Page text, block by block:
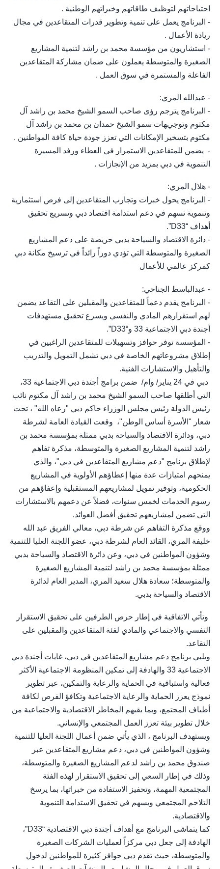
احتياجاتهم لتوظيف طاقاتهم وخبراتهم الوطنية .
- البرنامج يعمل على تنمية وتطوير قدرات المتقاعدين في مجال
ريادة الأعمال .
- استشاريون من مؤسسة محمد بن راشد لتنمية المشاريع
الصغيرة والمتوسطة يعملون على ضمان مشاركة المتقاعدين
الفاعلة والمستمرة في سوق العمل .
- عبدالله المري:
- البرنامج يترجم رؤى صاحب السمو الشيخ محمد بن راشد آل
مكتوم وتوجيهات سمو الشيخ حمدان بن محمد بن راشد آل
مكتوم بتسخير الإمكانات التي تعزز جودة حياة كافة المواطنين .
- يضمن للمتقاعدين الاستمرار في العطاء ورفد المسيرة
التنموية في دبي بمزيد من الإنجازات .
- هلال المري:
- البرنامج يحول خبرات وتجارب المتقاعدين إلى فرص استثمارية
وتنموية تسهم في دعم استدامة اقتصاد دبي وتسريع تحقيق
أهداف “D33”.
- دائرة الاقتصاد والسياحة بدبي حريصة على دعم المشاريع
الصغيرة والمتوسطة التي تؤدي دوراً رائداً في ترسيخ مكانة دبي
كمركز عالمي للأعمال
- عبدالباسط الجناحي:
- البرنامج يقدم دعماً للمتقاعدين والمقبلين على التقاعد يضمن
لهم استقرارهم المادي والنفسي ويسرع تحقيق مستهدفات
أجندة دبي الاجتماعية 33 و“D33”.
- المؤسسة توفر حوافز وتسهيلات للمتقاعدين الراغبين في
إطلاق مشروعاتهم الخاصة في دبي تشمل التمويل والتدريب
والتأهيل والاستشارات الفنية.
دبي في 24 يناير/ وام/ ضمن برامج أجندة دبي الاجتماعية 33،
التي أطلقها صاحب السمو الشيخ محمد بن راشد آل مكتوم نائب
رئيس الدولة رئيس مجلس الوزراء حاكم دبي "رعاه الله" ، تحت
شعار "الأسرة أساس الوطن"، وقعت القيادة العامة لشرطة
دبي، ودائرة الاقتصاد والسياحة بدبي ممثلة بمؤسسة محمد بن
راشد لتنمية المشاريع الصغيرة والمتوسطة، مذكرة تفاهم
لإطلاق برنامج "دعم مشاريع المتقاعدين في دبي"، والذي
يمنحهم امتيازات عدة منها إعطاؤهم الأولوية في المشاريع
الحكومية، وتوفير تمويل لمشاريعهم المستقبلية وإعفاؤهم من
رسوم الخدمات لخمس سنوات، فضلاً عن دعمهم بالاستشارات
التي تضمن لمشاريعهم تحقيق أفضل العوائد.
ووقع مذكرة التفاهم عن شرطة دبي، معالي الفريق عبد الله
خليفة المري، القائد العام لشرطة دبي، عضو اللجنة العليا للتنمية
وشؤون المواطنين في دبي، وعن دائرة الاقتصاد والسياحة بدبي
ممثلة بمؤسسة محمد بن راشد لتنمية المشاريع الصغيرة
والمتوسطة؛ سعادة هلال سعيد المري، المدير العام لدائرة
الاقتصاد والسياحة بدبي.
وتأتي الاتفاقية في إطار حرص الطرفين على تحقيق الاستقرار
النفسي والاجتماعي والمادي لفئة المتقاعدين والمقبلين على
التقاعد.
ويلبي برنامج دعم مشاريع المتقاعدين في دبي، غايات أجندة دبي
الاجتماعية 33 والهادفة إلى تمكين المنظومة الاجتماعية الأكثر
فعالية واستباقية في الحماية والرعاية والتمكين، عبر تطوير
نموذج يعزز الحماية والرعاية الاجتماعية وتكافؤ الفرص لكافة
أطياف المجتمع، وبما يقيهم المخاطر الاقتصادية والاجتماعية من
خلال تطوير بيئة تعزز العمل المجتمعي والإنساني.
ويستهدف البرنامج ، الذي يأتي ضمن أعمال اللجنة العليا للتنمية
وشؤون المواطنين في دبي، دعم مشاريع المتقاعدين عبر
صندوق محمد بن راشد لدعم المشاريع الصغيرة والمتوسطة،
وذلك في إطار السعي إلى تحقيق الاستقرار لهذه الفئة
المجتمعية المهمة، وتحفيز الاستفادة من خبراتها، بما يرسخ
التلاحم المجتمعي ويسهم في تحقيق الاستدامة التنموية
والاقتصادية.
كما يتماشى البرنامج مع أهداف أجندة دبي الاقتصادية “D33”،
الهادفة إلى جعل دبي مركزاً لعمليات الشركات الصغيرة
والمتوسطة، حيث تقدم دبي حوافز كثيرة للمواطنين لدخول